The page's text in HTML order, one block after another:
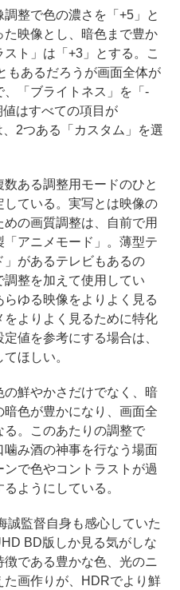
整で色の濃さを「+5」と
た映像とし、暗色まで豊か
ト」は「+3」とする。こ
もあるだろうが画面全体が
「ブライトネス」を「-
はすべての項目が
、2つある「カスタム」を選
ある調整用モードのひと
ている。実写とは映像の
の画質調整は、自前で用
アニメモード」。薄型テ
があるテレビもあるの
整を加えて使用してい
ゆる映像をよりよく見る
よりよく見るために特化
値を参考にする場合は、
ほしい。
鮮やかさだけでなく、暗
色が豊かになり、画面全
。このあたりの調整で
み酒の神事を行なう場面
で色やコントラストが過
ようにしている。
監督自身も感心していた
BD版しか見る気がしな
である豊かな色、光のニ
た画作りが、HDRでより鮮